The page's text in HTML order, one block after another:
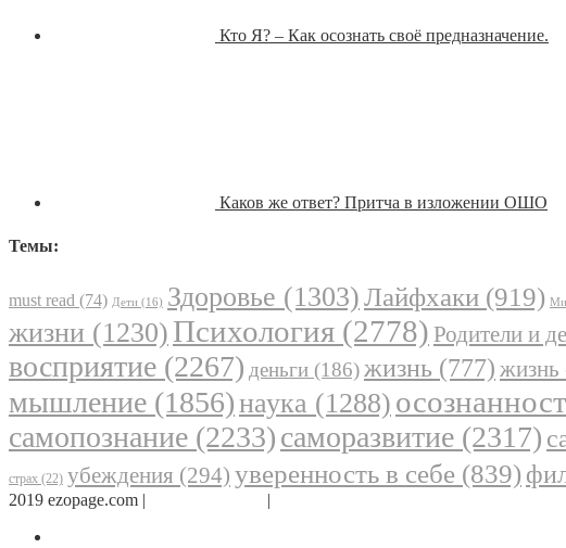
Кто Я? – Как осознать своё предназначение.
Каков же ответ? Притча в изложении ОШО
Темы:
must read (74) Дети (16) Здоровье (1303)Лайфхаки (919)
жизни (1230) Психология (2778) Родители и
восприятие (2267) деньги (186)жизнь (777) жизнь
мышление (1856)наука (1288)
самопознание (2233)саморазвитие (2317)
страх (22) убеждения (294) уверенность в себе (839)
2019 ezopage.com | |